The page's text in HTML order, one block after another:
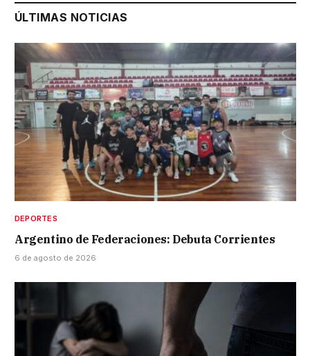
ÚLTIMAS NOTICIAS
DEPORTES
Argentino de Federaciones: Debuta Corrientes
6 de agosto de 2026